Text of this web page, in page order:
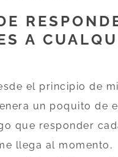
A
el principio de mi
un poquito de
que responder
llega al momento,